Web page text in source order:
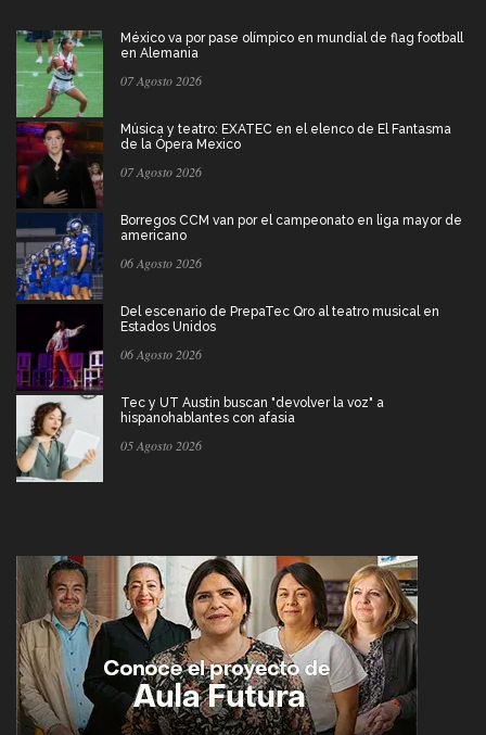
México va por pase olímpico en mundial de flag football
en Alemania
07 Agosto 2026
Música y teatro: EXATEC en el elenco de El Fantasma
de la Ópera Mexico
07 Agosto 2026
Borregos CCM van por el campeonato en liga mayor de
americano
06 Agosto 2026
Del escenario de PrepaTec Qro al teatro musical en
Estados Unidos
06 Agosto 2026
Tec y UT Austin buscan "devolver la voz" a
hispanohablantes con afasia
05 Agosto 2026